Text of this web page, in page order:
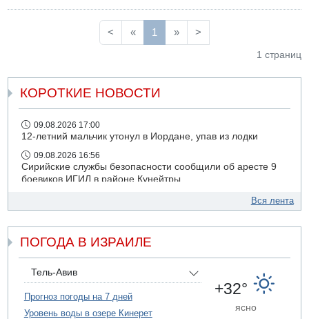
< « 1 » >
1 страниц
КОРОТКИЕ НОВОСТИ
09.08.2026 17:00
12-летний мальчик утонул в Иордане, упав из лодки
09.08.2026 16:56
Сирийские службы безопасности сообщили об аресте 9
боевиков ИГИЛ в районе Кунейтры
Прогноз погоды: с понедельника усиление жары в
09.08.2026 15:49
Хуситы сообщили об ударе дроном по саудовскому НПЗ
09.08.2026 14:43
Умер пятилетний ребенок, забытый в закрытой машине
в Лоде
Вся лента
ПОГОДА В ИЗРАИЛЕ
Тель-Авив
Прогноз погоды на 7 дней
Уровень воды в озере Кинерет
+32°
ясно